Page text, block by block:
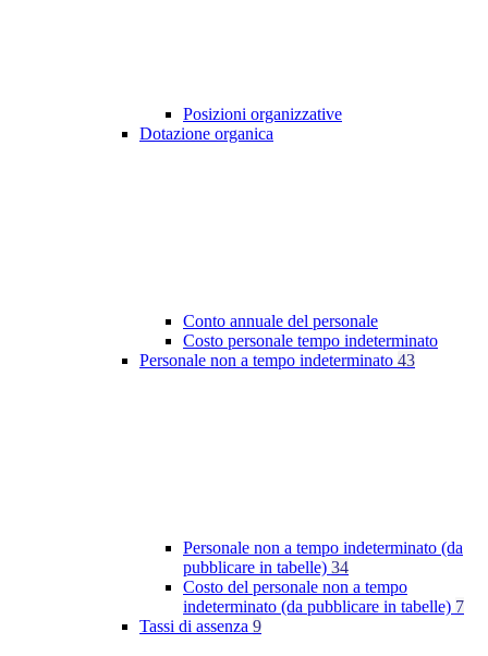
Posizioni organizzative
Dotazione organica
Conto annuale del personale
Costo personale tempo indeterminato
Personale non a tempo indeterminato 43
Personale non a tempo indeterminato (da
pubblicare in tabelle) 34
Costo del personale non a tempo
indeterminato (da pubblicare in tabelle) 7
Tassi di assenza 9